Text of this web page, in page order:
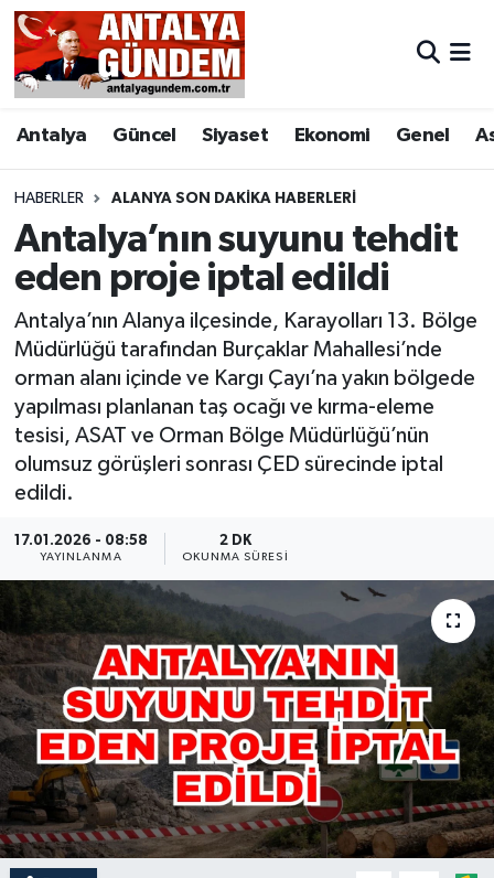
Antalya Güncel Siyaset Ekonomi Genel
HABERLER ALANYA SON DAKIKA HABERLERI
Antalya’nın suyunu tehdit
eden proje iptal edildi
Antalya’nın Alanya ilçesinde, Karayolları 13. Bölge
Müdürlüğü tarafından Burçaklar Mahallesi’nde
orman alanı içinde ve Kargı Çayı’na yakın bölgede
yapılması planlanan taş ocağı ve kırma-eleme
tesisi, ASAT ve Orman Bölge Müdürlüğü’nün
olumsuz görüşleri sonrası ÇED sürecinde iptal
edildi.
17.01.2026 - 08:58
YAYINLANMA
2 DK
OKUNMA SÜRESI
Antalya
Asayiş
Bilim & Teknoloji
Bölge
EĞİTİM
Ekonomi
Genel
Görüntülü Haber
Güncel
Kültür & Sanat
Magazin
Resmi İlan
Sağlık & Yaşam
Siyaset
Spor
Antalya Nöbetçi Eczaneler
Antalya Hava Durumu
Antalya Namaz Vakitleri
Antalya Trafik Yoğunluk Haritası
Süper Lig Puan Durumu ve Fikstür
Tüm Manşetler
Son Dakika Haberleri
Haber Arşivi